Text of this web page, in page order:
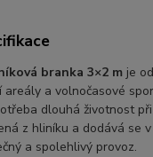
branka 3×2 m je
a volnočasové
dlouhá životnost
z hliníku a dodává se
a spolehlivý provoz.